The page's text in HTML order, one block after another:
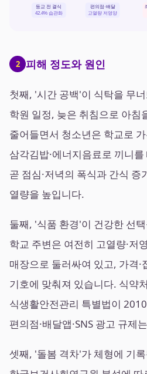
등교 전 결식
42.4% 습관화
편의점·배달
고열량 저영양
2 피해 정도와 원인
첫째, '시간 공백'이 식탁을 무
학원 일정, 늦은 취침으로 아침
줄어들면서 청소년은 학교로
삼각김밥·에너지음료로 끼니
곧 점심·저녁의 폭식과 간식 증
열량을 높입니다.
둘째, '식품 환경'이 건강한 선
학교 주변은 여전히 고열량·저
매장으로 둘러싸여 있고, 가격·
기호에 맞춰져 있습니다. 식약
식생활안전관리 특별법이
편의점·배달앱·SNS 광고 규제
셋째, '돌봄 격차'가 체형에 기